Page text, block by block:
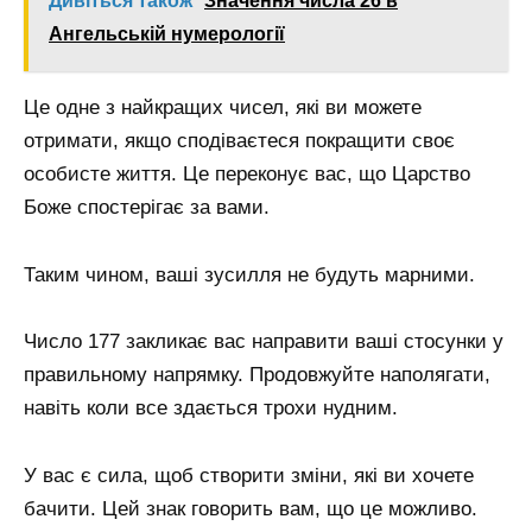
Ангельській нумерології
Це одне з найкращих чисел, які ви можете
отримати, якщо сподіваєтеся покращити своє
особисте життя. Це переконує вас, що Царство
Боже спостерігає за вами.
Таким чином, ваші зусилля не будуть марними.
Число 177 закликає вас направити ваші стосунки у
правильному напрямку. Продовжуйте наполягати,
навіть коли все здається трохи нудним.
У вас є сила, щоб створити зміни, які ви хочете
бачити. Цей знак говорить вам, що це можливо.